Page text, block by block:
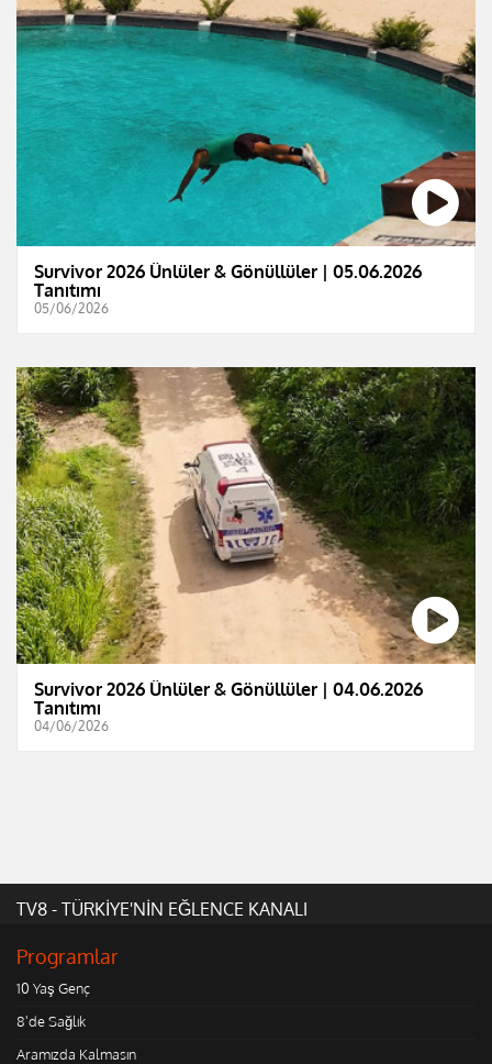
Survivor 2026 Ünlüler & Gönüllüler | 05.06.2026
Tanıtımı
05/06/2026
Survivor 2026 Ünlüler & Gönüllüler | 04.06.2026
Tanıtımı
04/06/2026
TV8 - TÜRKİYE'NİN EĞLENCE KANALI
Programlar
10 Yaş Genç
8'de Sağlık
Aramızda Kalmasın